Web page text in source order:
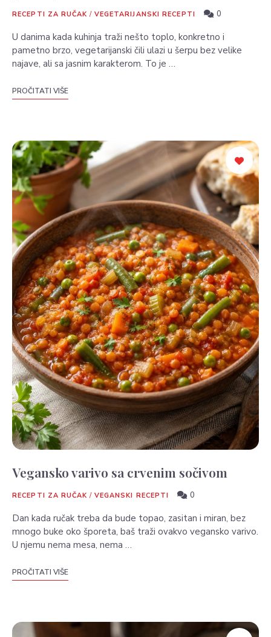
RECEPTI ZA RUČAK / VEGETARIJANSKI RECEPTI 0
U danima kada kuhinja traži nešto toplo, konkretno i
pametno brzo, vegetarijanski čili ulazi u šerpu bez velike
najave, ali sa jasnim karakterom. To je …
PROČITATI VIŠE
Vegansko varivo sa crvenim sočivom
RECEPTI ZA RUČAK / VEGANSKI RECEPTI 0
Dan kada ručak treba da bude topao, zasitan i miran, bez
mnogo buke oko šporeta, baš traži ovakvo vegansko varivo.
U njemu nema mesa, nema …
PROČITATI VIŠE